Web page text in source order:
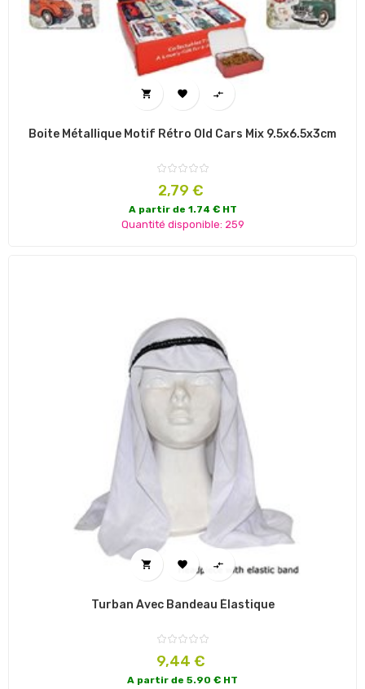
  
Boite Métallique Motif Rétro Old Cars Mix 9.5x6.5x3cm
Prix
2,79 €
A partir de 1.74 € HT
Quantité disponible: 259
  
Turban Avec Bandeau Élastique
Prix
9,44 €
A partir de 5.90 € HT